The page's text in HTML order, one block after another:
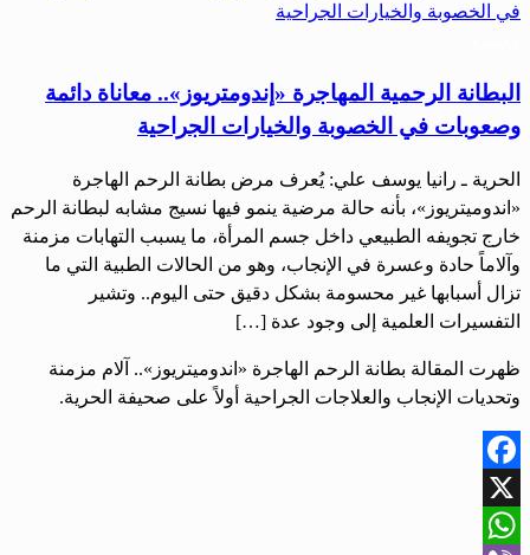
البطانة الرحمية المهاجرة «إندومتريوز».. معاناة دائمة
وصعوبات في الخصوبة والخيارات الجراحية
الحرية ـ رانيا يوسف علي: يُعرف مرض بطانة الرحم الهاجرة
«اندوميتريوز»، بأنه حالة مرضية ينمو فيها نسيج مشابه لبطانة الرحم
خارج تجويفه الطبيعي داخل جسم المرأة، ما يسبب التهابات مزمنة
وآلاماً حادة وعسرة في الإنجاب، وهو من الحالات الطبية التي ما
تزال أسبابها غير محسومة بشكل دقيق حتى اليوم.. وتشير
التفسيرات العلمية إلى وجود عدة […]
ظهرت المقالة بطانة الرحم الهاجرة «اندوميتريوز».. آلام مزمنة
وتحديات الإنجاب والعلاجات الجراحية أولاً على صحيفة الحرية.
Facebook
X